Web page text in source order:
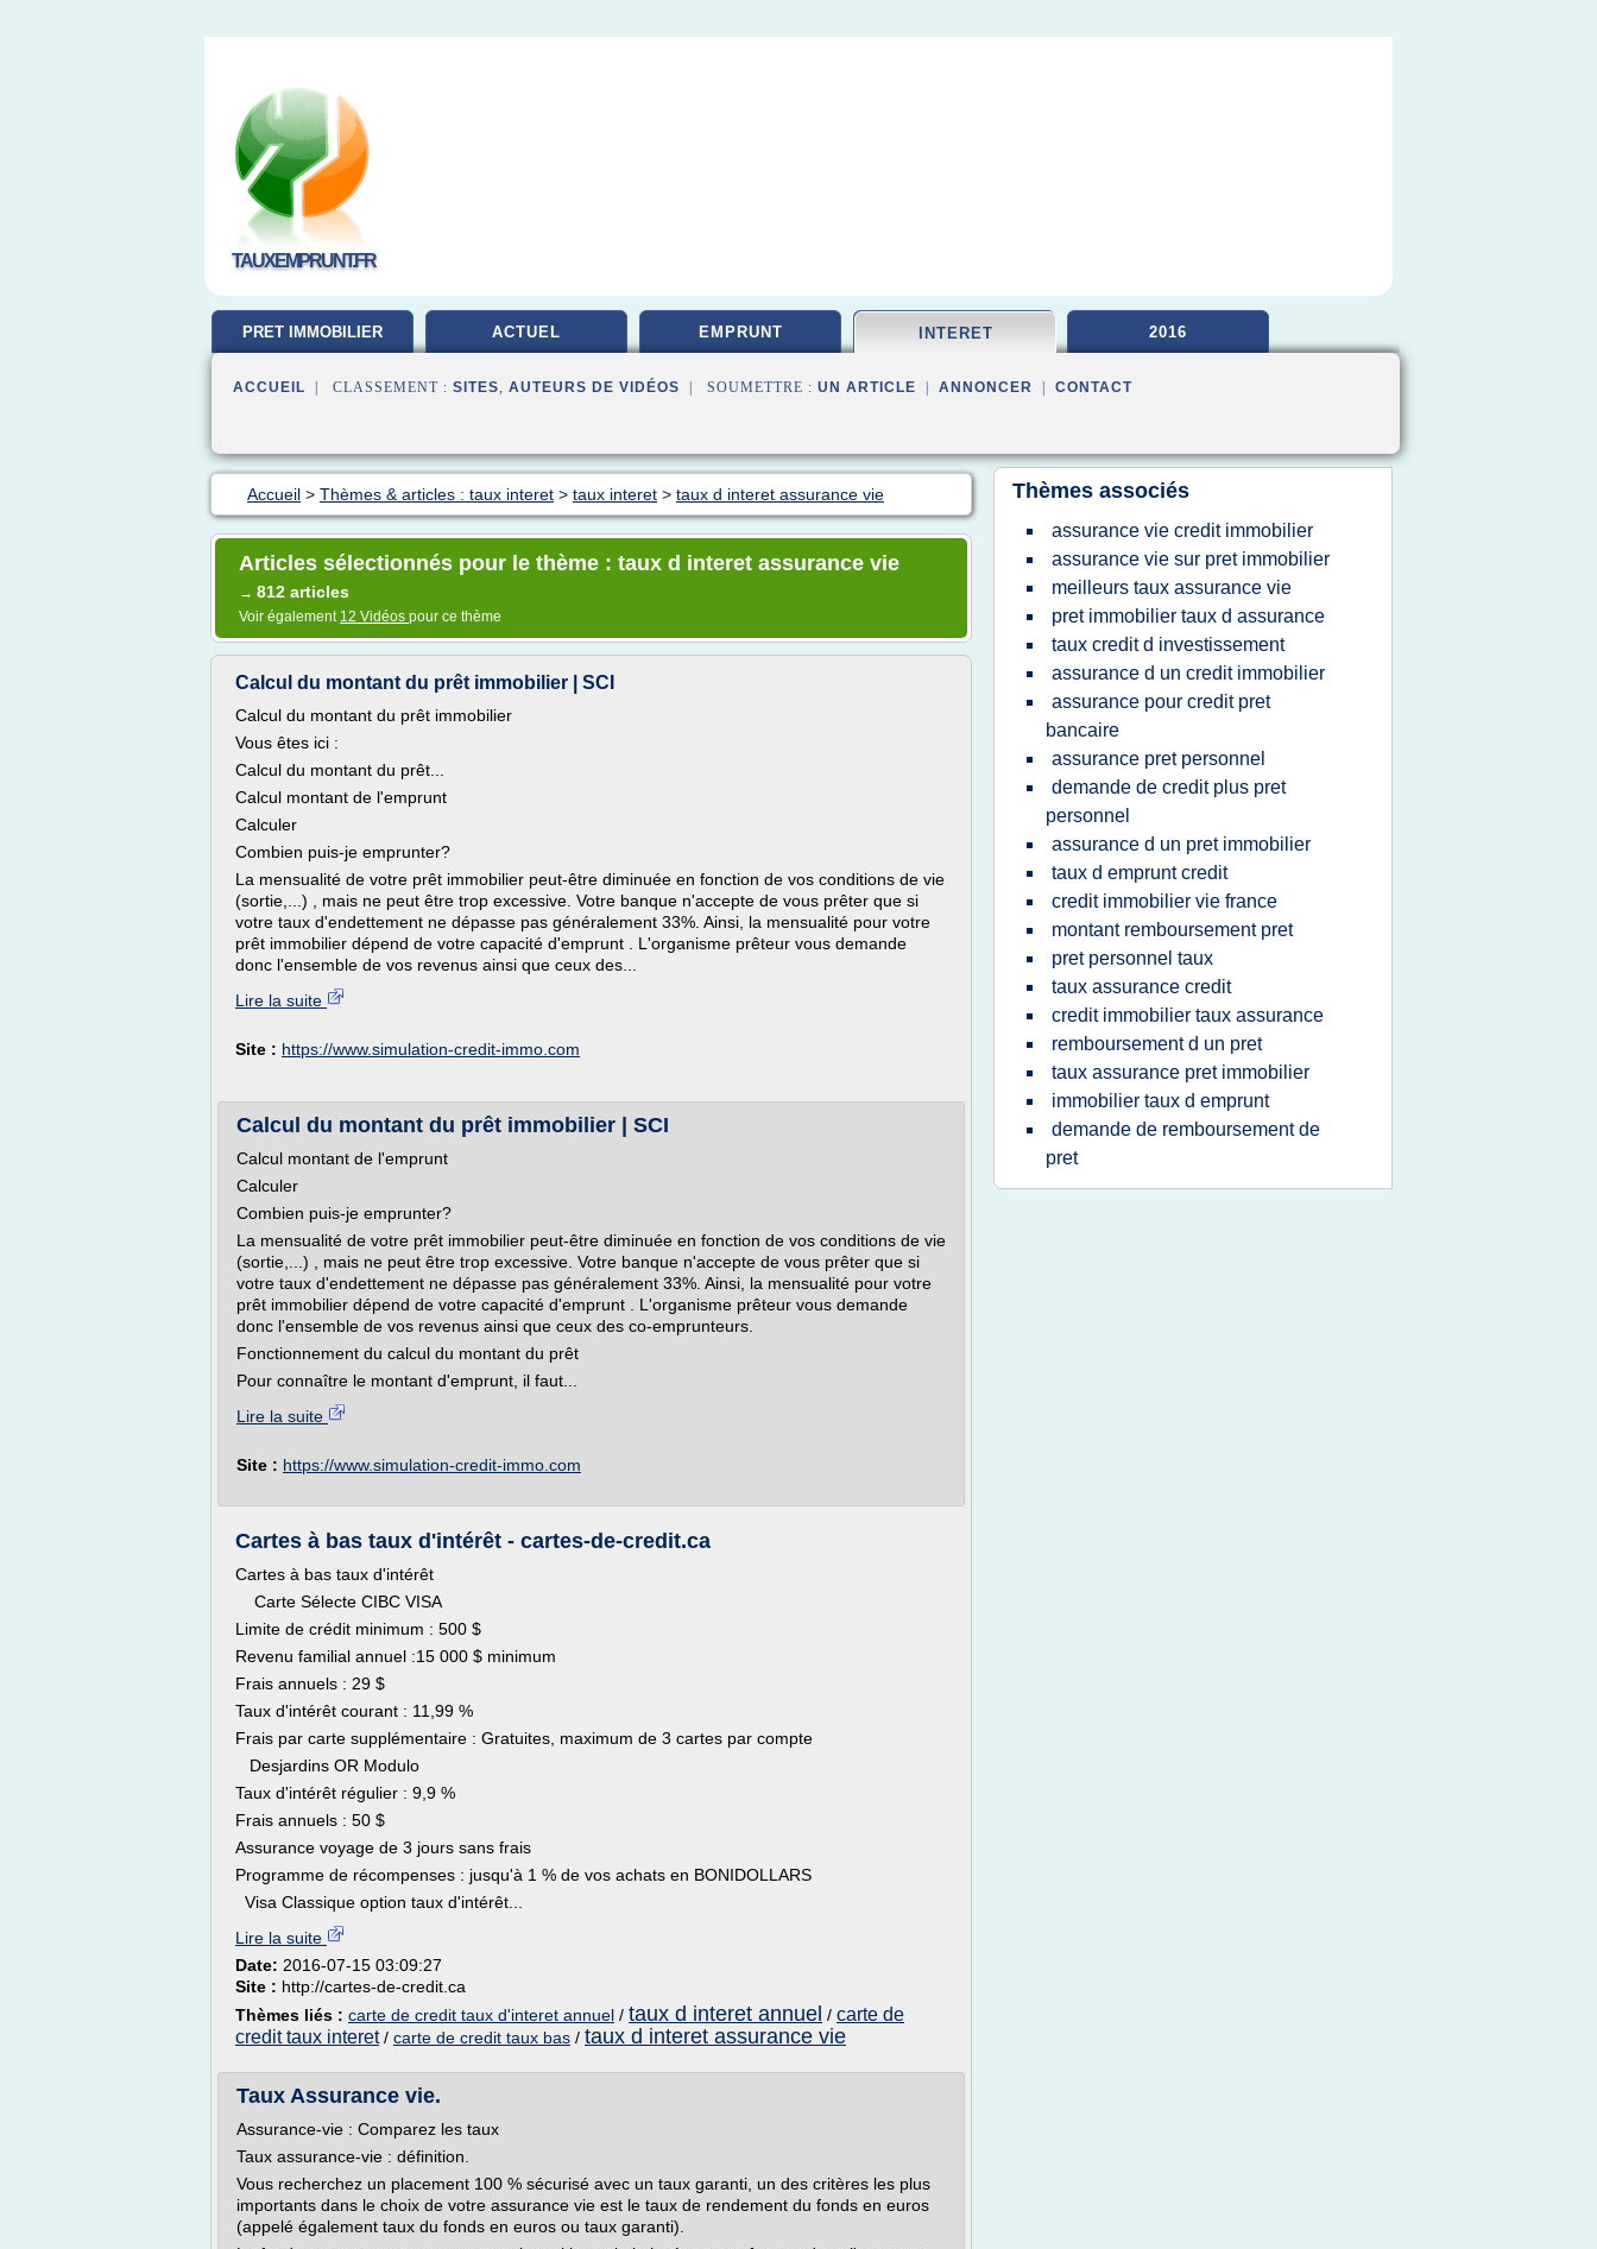
TAUXEMPRUNT.FR
PRET IMMOBILIER ACTUEL EMPRUNT INTERET 2016
ACCUEIL | CLASSEMENT : SITES, AUTEURS DE VIDÉOS | SOUMETTRE : UN ARTICLE ANNONCER CONTACT
Accueil > Thèmes & articles : taux interet > taux interet > taux d interet assurance vie
Articles sélectionnés pour le thème : taux d interet assurance vie
→ 812 articles
Voir également 12 Vidéos pour ce thème
Calcul du montant du prêt immobilier | SCI
Calcul du montant du prêt immobilier
Vous êtes ici :
Calcul du montant du prêt...
Calcul montant de l'emprunt
Calculer
Combien puis-je emprunter?
La mensualité de votre prêt immobilier peut-être diminuée en fonction de vos conditions de vie
(sortie,...) , mais ne peut être trop excessive. Votre banque n'accepte de vous prêter que si
votre taux d'endettement ne dépasse pas généralement 33%. Ainsi, la mensualité pour votre
prêt immobilier dépend de votre capacité d'emprunt . L'organisme prêteur vous demande
donc l'ensemble de vos revenus ainsi que ceux des...
Lire la suite
Site : https://www.simulation-credit-immo.com
Calcul du montant du prêt immobilier | SCI
Calcul montant de l'emprunt
Calculer
Combien puis-je emprunter?
La mensualité de votre prêt immobilier peut-être diminuée en fonction de vos conditions de vie
(sortie,...) , mais ne peut être trop excessive. Votre banque n'accepte de vous prêter que si
votre taux d'endettement ne dépasse pas généralement 33%. Ainsi, la mensualité pour votre
prêt immobilier dépend de votre capacité d'emprunt . L'organisme prêteur vous demande
donc l'ensemble de vos revenus ainsi que ceux des co-emprunteurs.
Fonctionnement du calcul du montant du prêt
Pour connaître le montant d'emprunt, il faut...
Lire la suite
Site : https://www.simulation-credit-immo.com
Cartes à bas taux d'intérêt - cartes-de-credit.ca
Cartes à bas taux d'intérêt
Carte Sélecte CIBC VISA
Limite de crédit minimum : 500 $
Revenu familial annuel :15 000 $ minimum
Frais annuels : 29 $
Taux d'intérêt courant : 11,99 %
Frais par carte supplémentaire : Gratuites, maximum de 3 cartes par compte
Desjardins OR Modulo
Taux d'intérêt régulier : 9,9 %
Frais annuels : 50 $
Assurance voyage de 3 jours sans frais
Programme de récompenses : jusqu'à 1 % de vos achats en BONIDOLLARS
Visa Classique option taux d'intérêt...
Lire la suite
Date: 2016-07-15 03:09:27
Site : http://cartes-de-credit.ca
Thèmes liés : carte de credit taux d'interet annuel / taux d interet annuel / carte de
credit taux interet/ carte de credit taux bas / taux d interet assurance vie
Taux Assurance vie.
Assurance-vie : Comparez les taux
Taux assurance-vie : définition.
Vous recherchez un placement 100 % sécurisé avec un taux garanti, un des critères les plus
importants dans le choix de votre assurance vie est le taux de rendement du fonds en euros
(appelé également taux du fonds en euros ou taux garanti).
Thèmes associés
assurance vie credit immobilier
assurance vie sur pret immobilier
meilleurs taux assurance vie
pret immobilier taux d assurance
taux credit d investissement
assurance d un credit immobilier
assurance pour credit pret
bancaire
assurance pret personnel
demande de credit plus pret
personnel
assurance d un pret immobilier
taux d emprunt credit
credit immobilier vie france
montant remboursement pret
pret personnel taux
taux assurance credit
credit immobilier taux assurance
remboursement d un pret
taux assurance pret immobilier
immobilier taux d emprunt
demande de remboursement de
pret